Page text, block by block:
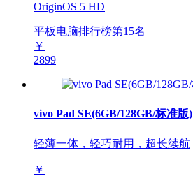
OriginOS 5 HD
平板电脑排行榜第15名
￥
2899
vivo Pad SE(6GB/128GB/标准版)
轻薄一体，轻巧耐用，超长续航
￥